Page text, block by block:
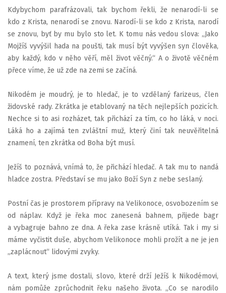
Kdybychom parafrázovali, tak bychom řekli, že nenarodí-li se
kdo z Krista, nenarodí se znovu. Narodí-li se kdo z Krista, narodí
se znovu, byť by mu bylo sto let. K tomu nás vedou slova: „Jako
Mojžíš vyvýšil hada na poušti, tak musí být vyvýšen syn člověka,
aby každý, kdo v něho věří, měl život věčný.“ A o životě věčném
přece víme, že už zde na zemi se začíná.
Nikodém je moudrý, je to hledač, je to vzdělaný farizeus, člen
židovské rady. Zkrátka je etablovaný na těch nejlepších pozicích.
Nechce si to asi rozházet, tak přichází za tím, co ho láká, v noci.
Láká ho a zajímá ten zvláštní muž, který činí tak neuvěřitelná
znamení, ten zkrátka od Boha být musí.
Ježíš to poznává, vnímá to, že přichází hledač. A tak mu to nandá
hladce zostra. Představí se mu jako Boží Syn z nebe seslaný.
Postní čas je prostorem přípravy na Velikonoce, osvobozením se
od náplav. Když je řeka moc zanesená bahnem, přijede bagr
a vybagruje bahno ze dna. A řeka zase krásně utíká. Tak i my si
máme vyčistit duše, abychom Velikonoce mohli prožít a ne je jen
„zaplácnout“ lidovými zvyky.
A text, který jsme dostali, slovo, které drží Ježíš k Nikodémovi,
nám pomůže zprůchodnit řeku našeho života. „Co se narodilo